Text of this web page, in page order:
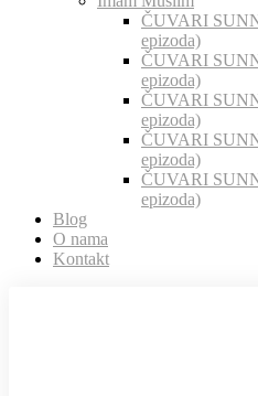
ČUVARI
epizoda)
ČUVARI
epizoda)
ČUVARI
epizoda)
ČUVARI
epizoda)
ČUVARI
epizoda)
Blog
O nama
Kontakt